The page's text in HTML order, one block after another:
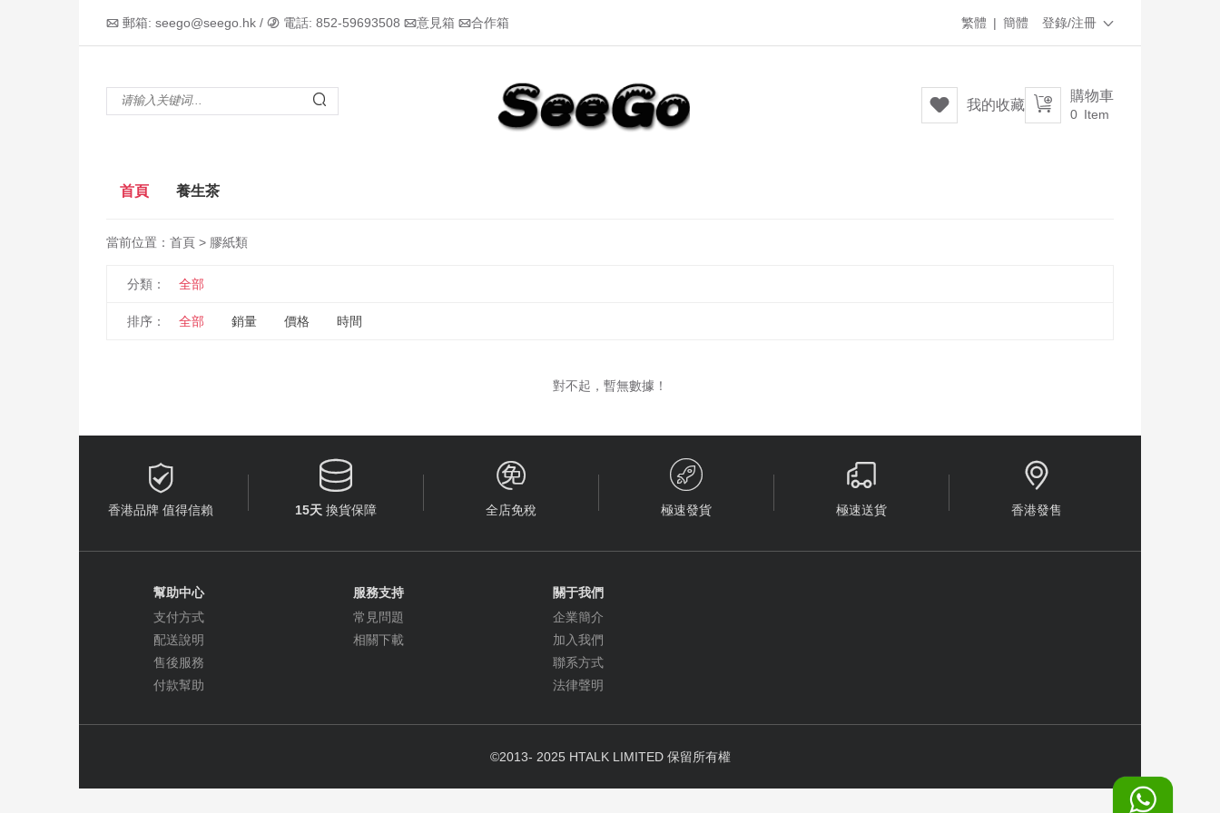
 郵箱: seego@seego.hk /  電話: 852-59693508 意見箱 合作箱 登錄/注冊 
繁體 | 簡體
  購物車
0 Item
 我的收藏
首頁 養生茶
當前位置： 首頁 > 膠紙類
分類： 全部
排序： 全部 銷量 價格 時間
對不起，暫無數據！

香港品牌 值得信賴

15天 換貨保障

全店免稅

極速發貨

極速送貨

香港發售
幫助中心
支付方式
配送說明
售後服務
付款幫助
服務支持
常見問題
相關下載
關于我們
企業簡介
加入我們
聯系方式
法律聲明
©2013- 2025 HTALK LIMITED 保留所有權